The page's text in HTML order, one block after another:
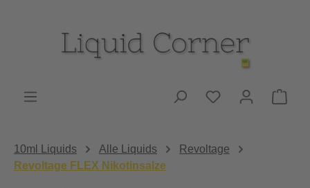
Du hast 0
10ml Liquids Alle Liquids
Revoltage
Revoltage FLEX Nikotinsalze